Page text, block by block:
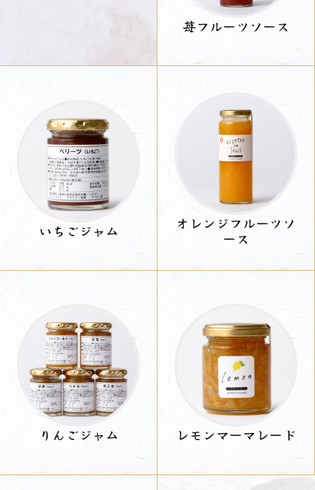
苺フルーツソース
いちごジャム
オレンジフルーツソ
ース
りんごジャム レモンマーマレード